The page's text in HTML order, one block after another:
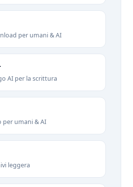
per umani & AI
AI per la scrittura
per umani & AI
leggera